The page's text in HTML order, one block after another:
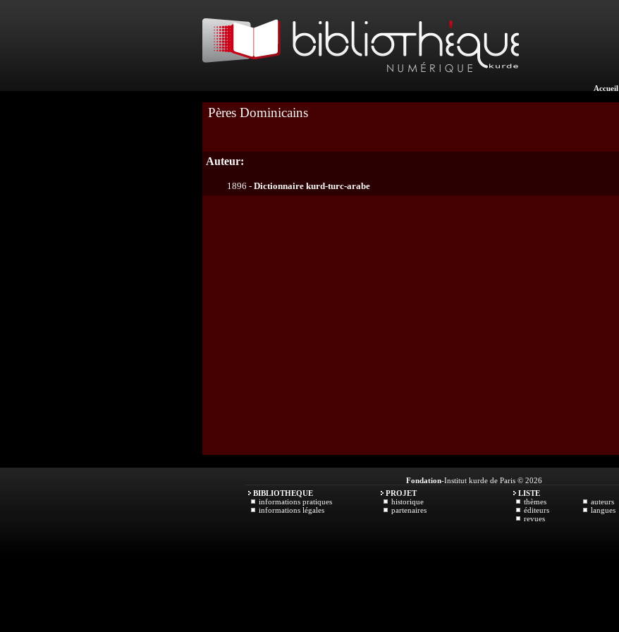
Accueil
Pères Dominicains
Auteur:
1896 - Dictionnaire kurd-turc-arabe
Fondation-Institut kurde de Paris © 2026
BIBLIOTHEQUE
informations pratiques
informations légales
PROJET
historique
partenaires
LISTE
thèmes
auteurs
éditeurs
langues
revues